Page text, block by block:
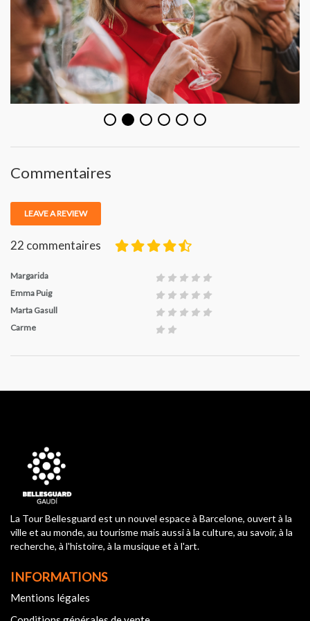
Commentaires
LEAVE A REVIEW
22 commentaires
Margarida
Emma Puig
Marta Gasull
Carme
La Tour Bellesguard est un nouvel espace à Barcelone, ouvert à la
ville et au monde, au tourisme mais aussi à la culture, au savoir, à la
recherche, à l'histoire, à la musique et à l'art.
INFORMATIONS
Mentions légales